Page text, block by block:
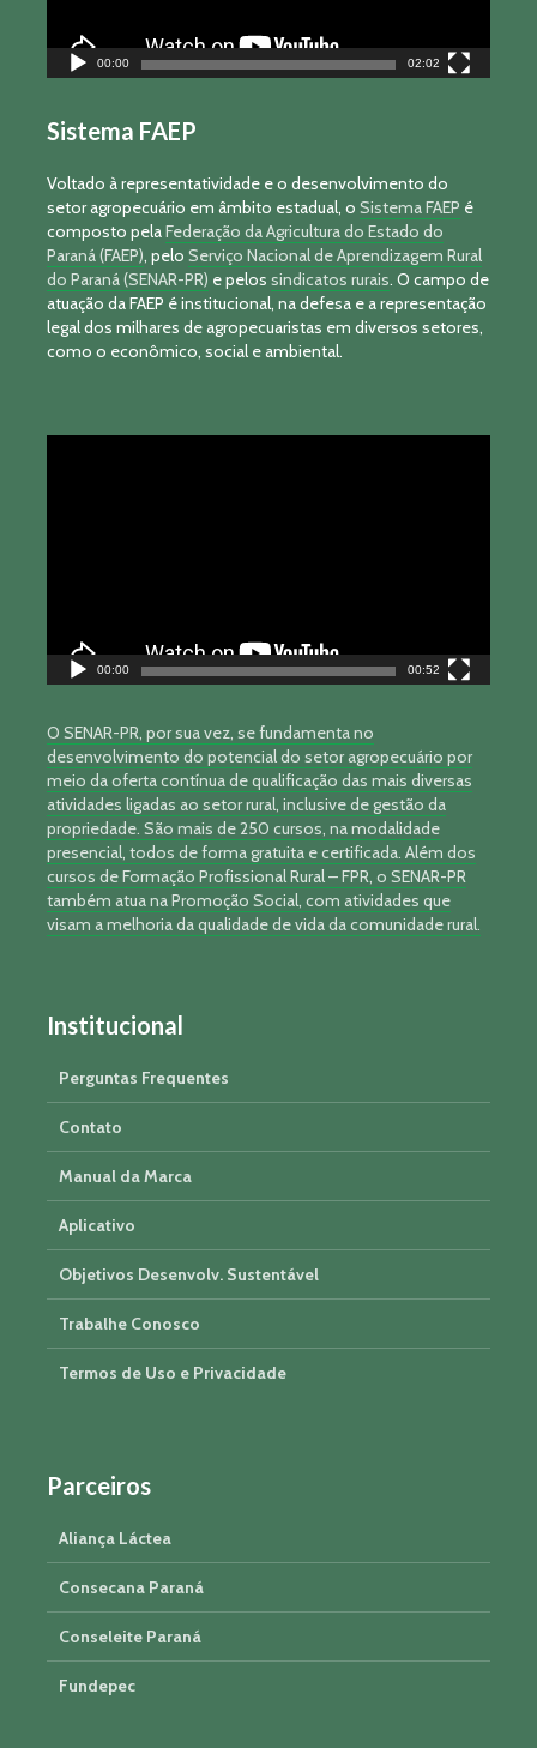
00:00 02:02
Sistema FAEP
Voltado à representatividade e o desenvolvimento do
setor agropecuário em âmbito estadual, o Sistema FAEP é
composto pelaFederação da Agricultura do Estado do
Paraná (FAEP), pelo Serviço Nacional de Aprendizagem Rural
do Paraná (SENAR-PR) e pelos sindicatos rurais. O campo de
atuação da FAEP é institucional, na defesa e a representação
legal dos milhares de agropecuaristas em diversos setores,
como o econômico, social e ambiental.
00:00 00:52
O SENAR-PR, por sua vez, se fundamenta no
desenvolvimento do potencial do setor agropecuário por
meio da oferta contínua de qualificação das mais diversas
atividades ligadas ao setor rural, inclusive de gestão da
propriedade. São mais de 250 cursos, na modalidade
presencial, todos de forma gratuita e certificada. Além dos
cursos de Formação Profissional Rural – FPR, o SENAR-PR
também atua na Promoção Social, com atividades que
visam a melhoria da qualidade de vida da comunidade rural.
Institucional
Perguntas Frequentes
Contato
Manual da Marca
Aplicativo
Objetivos Desenvolv. Sustentável
Trabalhe Conosco
Termos de Uso e Privacidade
Parceiros
Aliança Láctea
Consecana Paraná
Conseleite Paraná
Fundepec